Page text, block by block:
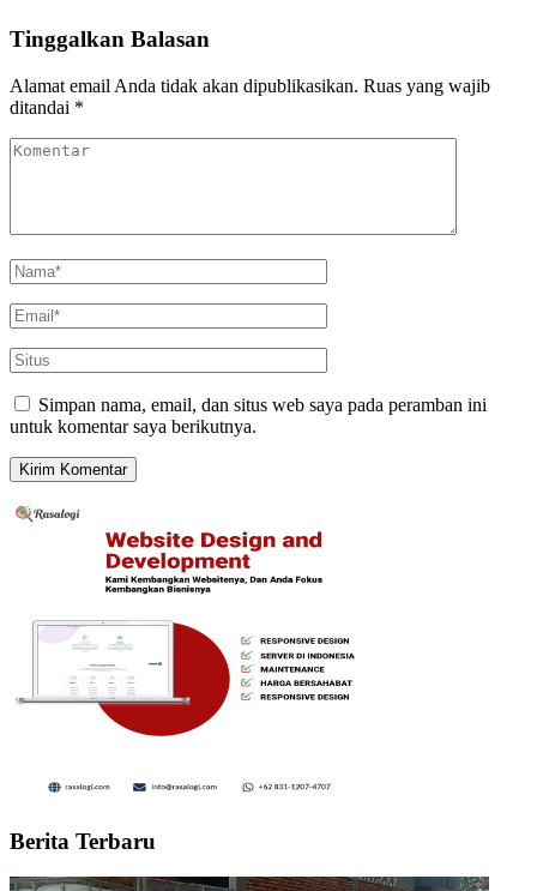
Tinggalkan Balasan
Alamat email Anda tidak akan dipublikasikan. Ruas yang wajib
ditandai *
Simpan nama, email, dan situs web saya pada peramban ini
untuk komentar saya berikutnya.
Berita Terbaru